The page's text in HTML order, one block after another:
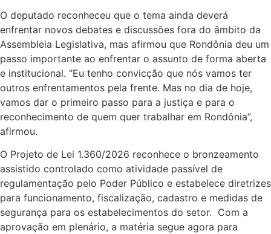
O deputado reconheceu que o tema ainda deverá
enfrentar novos debates e discussões fora do âmbito da
Assembleia Legislativa, mas afirmou que Rondônia deu um
passo importante ao enfrentar o assunto de forma aberta
e institucional. “Eu tenho convicção que nós vamos ter
outros enfrentamentos pela frente. Mas no dia de hoje,
vamos dar o primeiro passo para a justiça e para o
reconhecimento de quem quer trabalhar em Rondônia”,
afirmou.
O Projeto de Lei 1.360/2026 reconhece o bronzeamento
assistido controlado como atividade passível de
regulamentação pelo Poder Público e estabelece diretrizes
para funcionamento, fiscalização, cadastro e medidas de
segurança para os estabelecimentos do setor. Com a
aprovação em plenário, a matéria segue agora para